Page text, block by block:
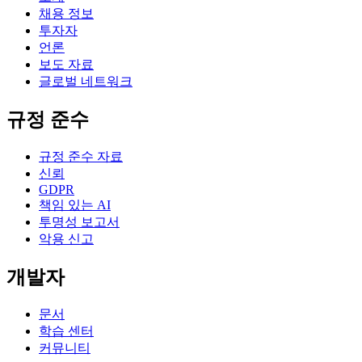
채용 정보
투자자
언론
보도 자료
글로벌 네트워크
규정 준수
규정 준수 자료
신뢰
GDPR
책임 있는 AI
투명성 보고서
악용 신고
개발자
문서
학습 센터
커뮤니티